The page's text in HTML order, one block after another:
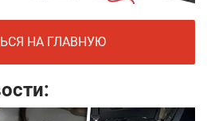
НА ГЛАВНУЮ